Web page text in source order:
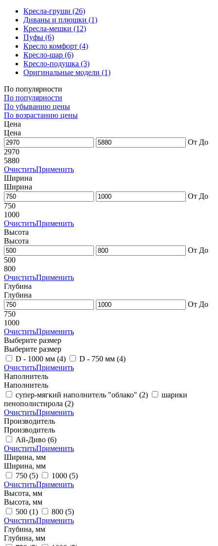
Кресла-груши (26)
Диваны и плюшки (1)
Кресла-мешки (12)
Пуфы (6)
Кресло комфорт (4)
Кресло-шар (6)
Кресло-подушка (3)
Оригинальные модели (1)
По популярности
По популярности
По убыванию цены
По возрастанию цены
Цена
Цена
От До
2970
5880
ОчиститьПрименить
Ширина
Ширина
От До
750
1000
ОчиститьПрименить
Высота
Высота
От До
500
800
ОчиститьПрименить
Глубина
Глубина
От До
750
1000
ОчиститьПрименить
Выберите размер
Выберите размер
D - 1000 мм (4) D - 750 мм (4)
ОчиститьПрименить
Наполнитель
Наполнитель
супер-мягкий наполнитель "облако" (2)
шарики
пенополистирола (2)
ОчиститьПрименить
Производитель
Производитель
Ай-Диво (6)
ОчиститьПрименить
Ширина, мм
Ширина, мм
750 (5) 1000 (5)
ОчиститьПрименить
Высота, мм
Высота, мм
500 (1) 800 (5)
ОчиститьПрименить
Глубина, мм
Глубина, мм